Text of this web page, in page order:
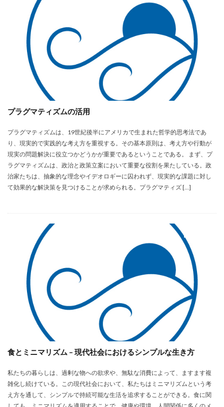
プラグマティズムの活用
プラグマティズムは、19世紀後半にアメリカで生まれた哲学的思考法であ
り、現実的で実践的な考え方を重視する。その基本原則は、考え方や行動が
現実の問題解決に役立つかどうかが重要であるということである。 まず、プ
ラグマティズムは、政治と政策立案において重要な役割を果たしている。政
治家たちは、抽象的な理念やイデオロギーに囚われず、現実的な課題に対し
て効果的な解決策を見つけることが求められる。プラグマティズ […]
食とミニマリズム – 現代社会におけるシンプルな生き方
私たちの暮らしは、過剰な物への欲求や、無駄な消費によって、ますます複
雑化し続けている。この現代社会において、私たちはミニマリズムという考
え方を通して、シンプルで持続可能な生活を追求することができる。食に関